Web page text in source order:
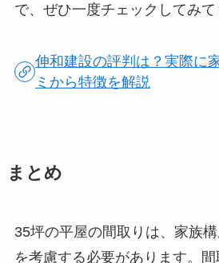
で、ぜひ一度チェックしてみて
伸和建設の評判は？実際に
ミから特徴を解説
まとめ
35坪の平屋の間取りは、家族
を考慮する必要があります。